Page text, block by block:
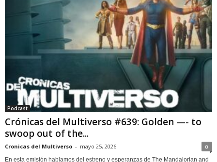
Podcast
Crónicas del Multiverso #639: Golden —- to
swoop out of the...
Cronicas del Multiverso - mayo 25, 2026 0
En esta emisión hablamos del estreno y esperanzas de The Mandalorian and